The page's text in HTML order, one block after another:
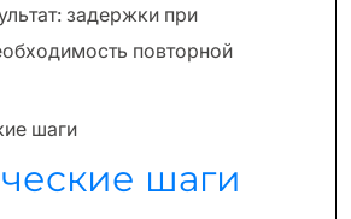
задержки при
повторной
шаги
шаги